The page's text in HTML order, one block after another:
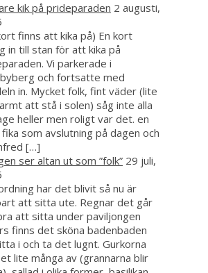
kik på prideparaden 2 augusti,
finns att kika på) En kort
in till stan för att kika på
Vi parkerade i
och fortsatte med
in. Mycket folk, fint väder (lite
att stå i solen) såg inte alla
heller men roligt var det. en
fika som avslutning på dagen och
[…]
ser altan ut som ”folk” 29 juli,
har det blivit så nu är
att sitta ute. Regnar det går
att sitta under paviljongen
finns det sköna badenbaden
i och ta det lugnt. Gurkorna
lite många av (grannarna blir